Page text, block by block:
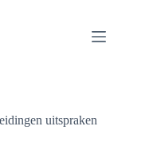
uitspraken